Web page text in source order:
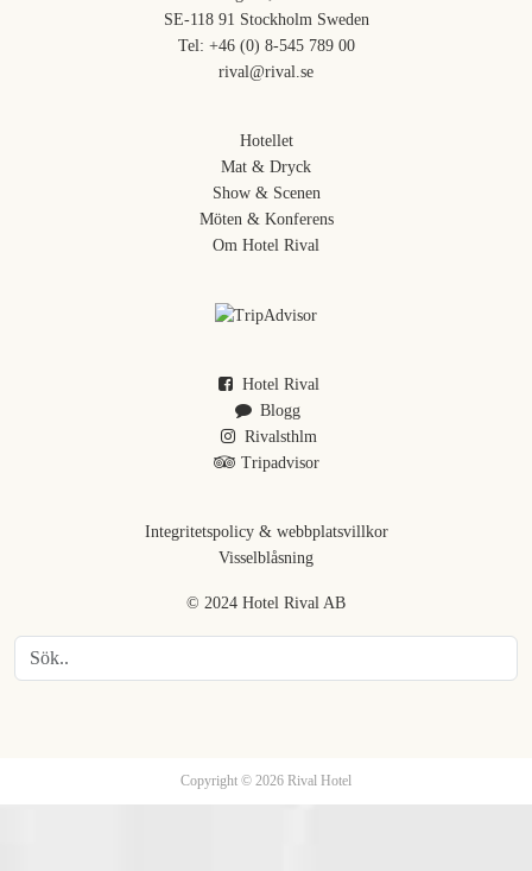
SE-118 91 Stockholm Sweden
Tel: +46 (0) 8-545 789 00
rival@rival.se
Hotellet
Mat & Dryck
Show & Scenen
Möten & Konferens
Om Hotel Rival
Hotel Rival
Blogg
Rivalsthlm
Tripadvisor
Integritetspolicy & webbplatsvillkor
Visselblåsning
© 2024 Hotel Rival AB
Copyright © 2026 Rival Hotel